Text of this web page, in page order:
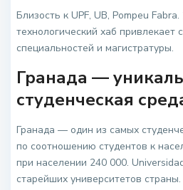
Близость к UPF, UB, Pompeu
технологический хаб привлекает
специальностей и магистратуры.
Гранада —
студенческая
Гранада — один из самых
по соотношению студентов к
при населении 240 000.
старейших университетов